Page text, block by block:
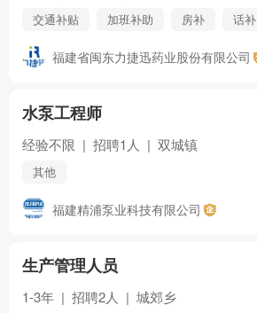
交通补贴 加班补助 房补
话补
包吃
年终奖
住房公积金
节日福利
福建省闽东力捷迅药业股份有限公司
水泵工程师
经验不限 | 招聘1人 | 双城镇
其他
福建精浦泵业科技有限公司
生产管理人员
1-3年 | 招聘2人 | 城郊乡